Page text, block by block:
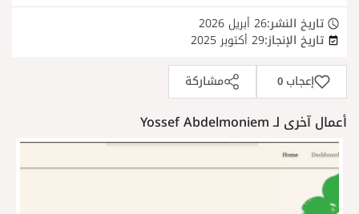
تاريخ النشر:26 أبريل 2026
تاريخ الإنجاز:29 أكتوبر 2025
إعجاب 0 مشاركة
أعمال آخرى لـ Yossef Abdelmoniem